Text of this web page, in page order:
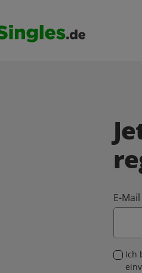
E-Mail
Ich